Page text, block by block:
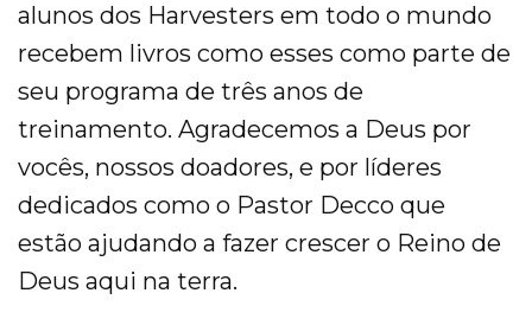
alunos dos Harvesters em todo o mundo
recebem livros como esses como parte de
seu programa de três anos de
treinamento. Agradecemos a Deus por
vocês, nossos doadores, e por líderes
dedicados como o Pastor Decco que
estão ajudando a fazer crescer o Reino de
Deus aqui na terra.